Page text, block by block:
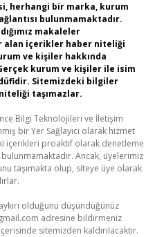
herhangi bir marka, kurum
bulunmamaktadır.
makaleler
alan içerikler haber niteliği
ve kişiler hakkında
kurum ve kişiler ile isim
Sitemizdeki bilgiler
taşımazlar.
Bilgi Teknolojileri ve İletişim
bir Yer Sağlayıcı olarak hizmet
içerikleri proaktif olarak denetleme
Ancak, üyelerimiz
taşımakta olup, siteye üye olarak
olduğunu düşündüğünüz
adresine bildirmeniz
sitemizden kaldırılacaktır.